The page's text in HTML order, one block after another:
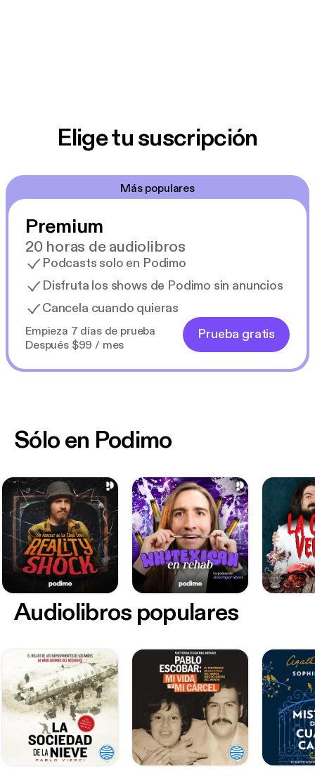
Elige tu suscripción
Más populares
Premium
20 horas de audiolibros
Podcasts solo en Podimo
Disfruta los shows de Podimo sin anuncios
Cancela cuando quieras
Empieza 7 días de prueba
Después $99 / mes
Prueba gratis
Sólo en Podimo
Audiolibros populares